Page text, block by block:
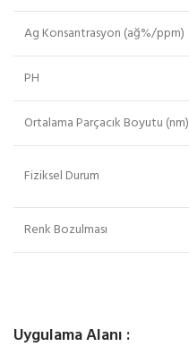
Ag Konsantrasyon (ağ%/ppm)
PH
Ortalama Parçacık Boyutu (nm)
Fiziksel Durum
Renk Bozulması
Uygulama Alanı :